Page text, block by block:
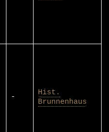
-
Hist.
Brunnenhaus